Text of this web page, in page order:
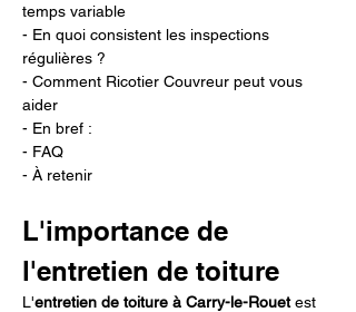
temps variable
- En quoi consistent les inspections
régulières ?
- Comment Ricotier Couvreur peut vous
aider
- En bref :
- FAQ
- À retenir
L'importance de
l'entretien de toiture
L'entretien de toiture à Carry-le-Rouet est